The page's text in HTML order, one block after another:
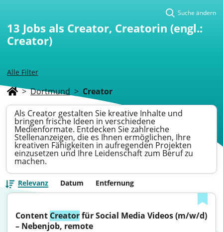
Alle Filter
Suche ändern
13 Jobs als Creator, Creatorin (engl.:
Creator)
> Dortmund > Creator
Als Creator gestalten Sie kreative Inhalte und
bringen frische Ideen in verschiedene
Medienformate. Entdecken Sie zahlreiche
Stellenanzeigen, die es Ihnen ermöglichen, Ihre
kreativen Fähigkeiten in aufregenden Projekten
einzusetzen und Ihre Leidenschaft zum Beruf zu
machen.
Relevanz Datum Entfernung
Content Creator für Social Media Videos (m/w/d)
– Nebenjob, remote